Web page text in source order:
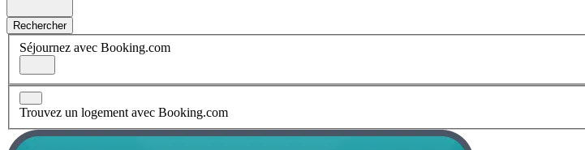
Rechercher
Séjournez avec Booking.com
Trouvez un logement avec Booking.com